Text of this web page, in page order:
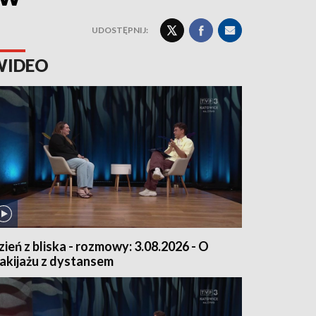
UDOSTĘPNIJ:
z bliska - rozmowy: 3.08.2026 - O
z dystansem